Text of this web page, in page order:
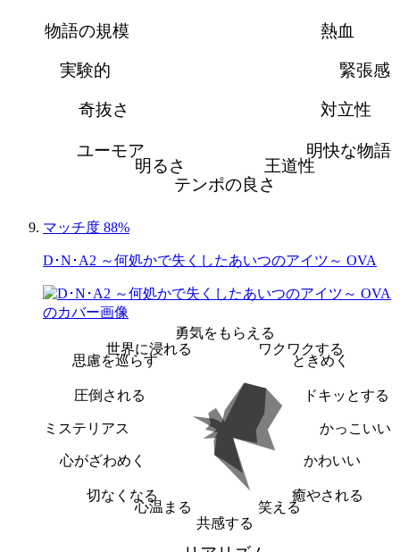
熱血
緊張感
対立性
明快な物語
王道性
テンポの良さ
明るさ
ユーモア
奇抜さ
実験的
物語の規模
マッチ度 88%
D･N･A2 ～何処かで失くしたあいつのアイツ～ OVA
勇気をもらえる
ワクワクする
ときめく
ドキッとする
かっこいい
かわいい
癒やされる
笑える
共感する
心温まる
切なくなる
心がざわめく
ミステリアス
圧倒される
思慮を巡らす
世界に浸れる